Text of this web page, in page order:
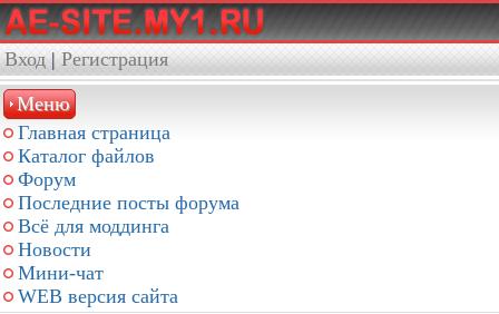
Вход|Регистрация
Меню
Главная страница
Каталог файлов
Форум
Последние посты форума
Всё для моддинга
Новости
Мини-чат
WEB версия сайта